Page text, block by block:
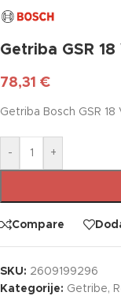
Getriba GSR 18
78,31 €
Getriba Bosch GSR
- +
Compare
SKU: 2609199296
Kategorije: Getribe,